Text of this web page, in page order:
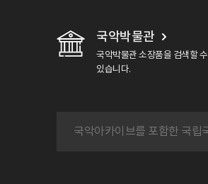
국악박물관
국악박물관 소장품을 검색할 수
있습니다.